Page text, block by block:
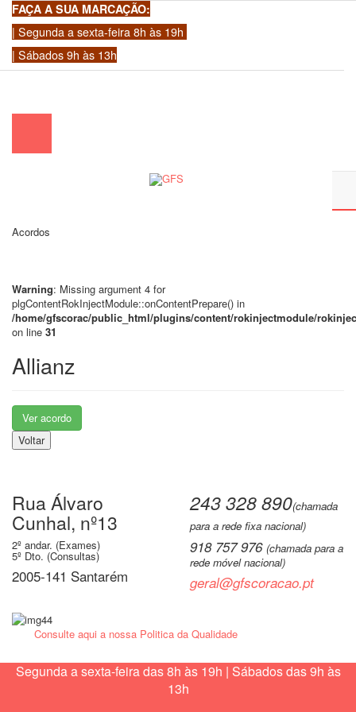
FAÇA A SUA MARCAÇÃO:
| Segunda a sexta-feira 8h às 19h
| Sábados 9h às 13h
Acordos
Warning: Missing argument 4 for
plgContentRokInjectModule::onContentPrepare() in
/home/gfscorac/public_html/plugins/content/rokinjectmodule/
on line 31
Allianz
Ver acordo
Voltar
Rua Álvaro
Cunhal, nº13
2º andar. (Exames)
5º Dto. (Consultas)
2005-141 Santarém
243 328 890(chamada
para a rede fixa nacional)
918 757 976 (chamada para a
rede móvel nacional)
geral@gfscoracao.pt
Consulte aqui a nossa Politica da Qualidade
Segunda a sexta-feira das 8h às 19h | Sábados das 9h às
13h